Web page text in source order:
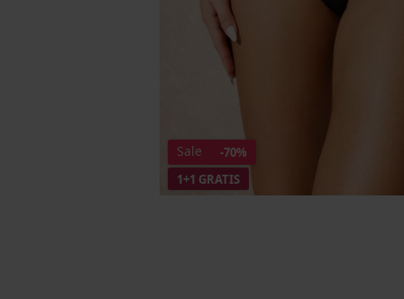
Sale
-70%
1+1 GRATIS